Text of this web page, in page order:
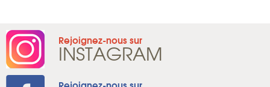
Rejoignez-nous sur
INSTAGRAM